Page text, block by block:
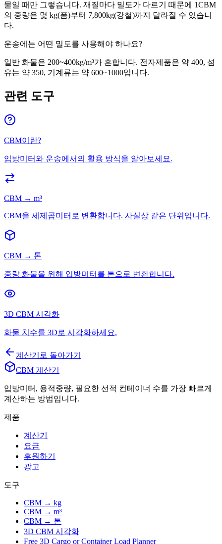
물일 때만 그렇습니다. 재질마다 밀도가 다르기 때문에 1CBM
의 중량은 몇 kg(폼)부터 7,800kg(강철)까지 달라질 수 있습니
다.
운송에는 어떤 밀도를 사용해야 하나요?
일반 화물은 200~400kg/m³가 흔합니다. 전자제품은 약 400, 섬
유는 약 350, 기계류는 약 600~1000입니다.
관련 도구
CBM이란?
입방미터와 운송에서의 활용 방식을 알아보세요.
CBM → m³
CBM을 세제곱미터로 변환합니다. 사실상 같은 단위입니다.
CBM → 톤
중량 화물을 위해 입방미터를 톤으로 변환합니다.
3D CBM 시각화
화물 치수를 3D로 시각화하세요.
계산기로 돌아가기
CBM 계산기
입방미터, 용적중량, 필요한 선적 컨테이너 수를 가장 빠르게
계산하는 방법입니다.
제품
계산기
요금
후원하기
광고
도구
CBM → kg
CBM → m³
CBM → 톤
3D CBM 시각화
Free 3D Cargo or Container Load Planner